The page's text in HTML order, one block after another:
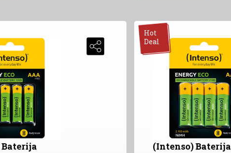
Hot
Deal
(Intenso) Baterija